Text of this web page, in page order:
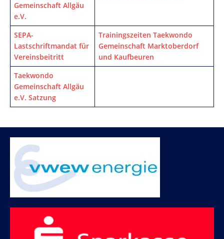
Gemeinschaft Allgäu
e.V.
SEPA-
Lastschriftmandat für
Vereinsbeitritt
Trainingszeiten Taekwondo
Gemeinschaft Marktoberdorf
und Kaufbeuren
Taekwondo
Gemeinschaft Allgäu
e.V. Satzung